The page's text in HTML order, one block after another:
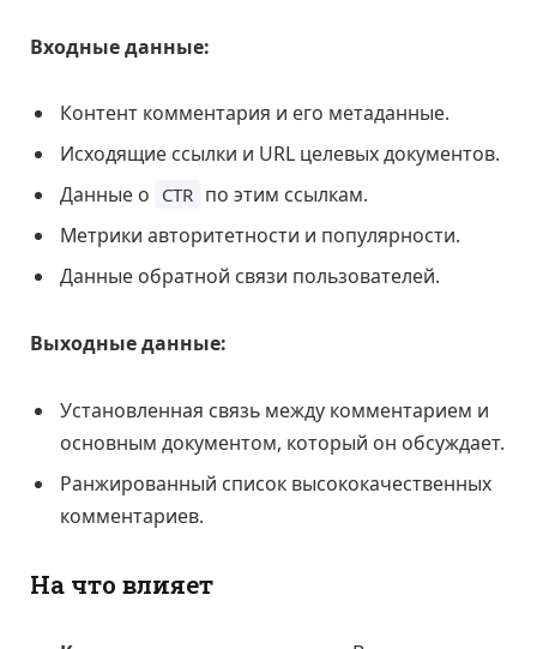
Входные данные:
Контент комментария и его метаданные.
Исходящие ссылки и URL целевых документов.
Данные о CTR по этим ссылкам.
Метрики авторитетности и популярности.
Данные обратной связи пользователей.
Выходные данные:
Установленная связь между комментарием и
основным документом, который он обсуждает.
Ранжированный список высококачественных
комментариев.
На что влияет